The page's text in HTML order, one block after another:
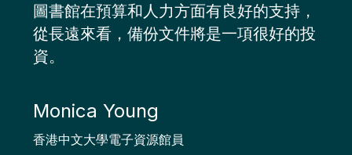
圖書館在預算和人力方面有良好的支持，
從長遠來看，備份文件將是一項很好的投
資。
Monica Young
香港中文大學電子資源館員